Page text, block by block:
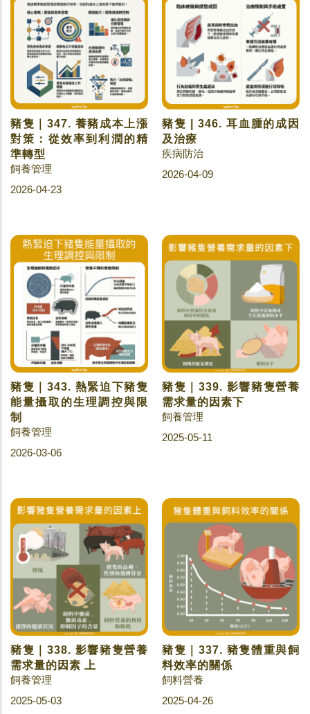
豬隻｜347. 養豬成本上漲
對策：從效率到利潤的精
準轉型
飼養管理
2026-04-23
豬隻 | 346. 耳血腫的成因
及治療
疾病防治
2026-04-09
豬隻｜343. 熱緊迫下豬隻
能量攝取的生理調控與限
制
飼養管理
2026-03-06
豬隻｜339. 影響豬隻營養
需求量的因素下
飼養管理
2025-05-11
豬隻｜338. 影響豬隻營養
需求量的因素 上
飼養管理
2025-05-03
豬隻｜337. 豬隻體重與飼
料效率的關係
飼料營養
2025-04-26